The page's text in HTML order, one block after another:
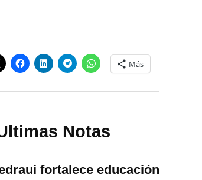
Más
Notas
fortalece educación